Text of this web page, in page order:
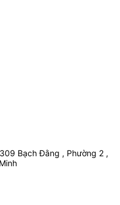
Bạch Đằng , Phường 2 ,